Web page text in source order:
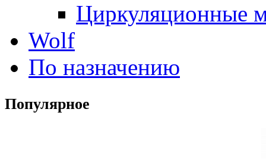
Циркуляционные
Wolf
По назначению
Популярное